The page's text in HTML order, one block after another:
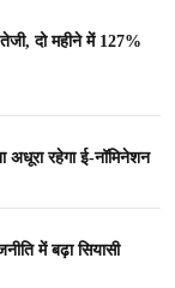
दो महीने में 127%
अधूरा रहेगा ई-नॉमिनेशन
में बढ़ा सियासी